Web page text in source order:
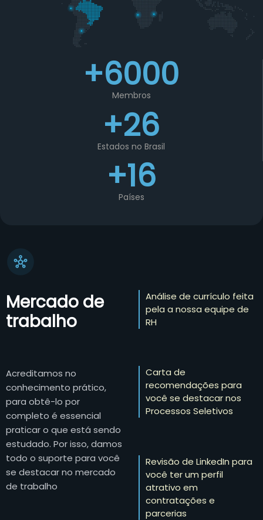
+6000
Membros
+26
Estados no Brasil
+16
Países
Mercado de
trabalho
Acreditamos no
conhecimento prático,
para obtê-lo por
completo é essencial
praticar o que está sendo
estudado. Por isso, damos
todo o suporte para você
se destacar no mercado
de trabalho
Análise de currículo feita
pela a nossa equipe de
RH
Carta de
recomendações para
você se destacar nos
Processos Seletivos
Revisão de LinkedIn para
você ter um perfil
atrativo em
contratações e
parcerias